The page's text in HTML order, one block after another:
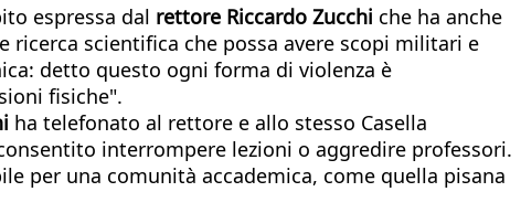
espressa dal rettore Riccardo Zucchi che ha anche
scientifica che possa avere scopi militari e
detto questo ogni forma di violenza è
fisiche".
ha telefonato al rettore e allo stesso Casella
interrompere lezioni o aggredire professori.
per una comunità accademica, come quella pisana